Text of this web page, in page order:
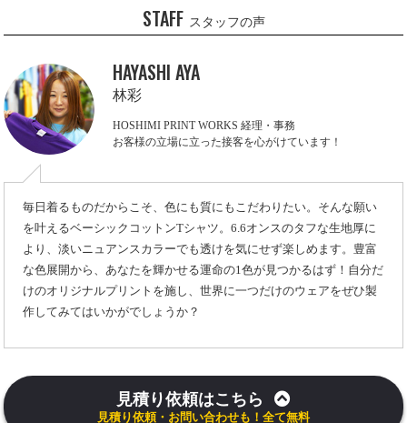
STAFF スタッフの声
HAYASHI AYA
林彩
HOSHIMI PRINT WORKS 経理・事務
お客様の立場に立った接客を心がけています！
毎日着るものだからこそ、色にも質にもこだわりたい。そんな願い
を叶えるベーシックコットンTシャツ。6.6オンスのタフな生地厚に
より、淡いニュアンスカラーでも透けを気にせず楽しめます。豊富
な色展開から、あなたを輝かせる運命の1色が見つかるはず！自分だ
けのオリジナルプリントを施し、世界に一つだけのウェアをぜひ製
作してみてはいかがでしょうか？
見積り依頼はこちら
見積り依頼・お問い合わせも！全て無料